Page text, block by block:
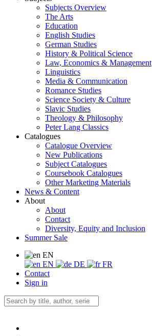
Subjects Overview
The Arts
Education
English Studies
German Studies
History & Political Science
Law, Economics & Management
Linguistics
Media & Communication
Romance Studies
Science Society & Culture
Slavic Studies
Theology & Philosophy
Peter Lang Classics
Catalogues
Catalogue Overview
New Publications
Subject Catalogues
Coursebook Catalogues
Other Marketing Materials
News & Content
About
About
Contact
Diversity, Equity and Inclusion
Summer Sale
EN
EN
DE
FR
Contact
Sign in